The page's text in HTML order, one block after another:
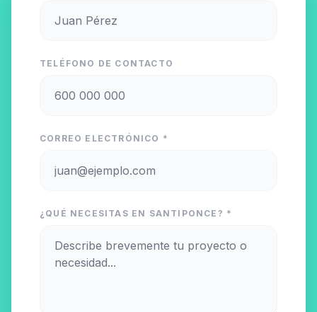
TELÉFONO DE CONTACTO
CORREO ELECTRÓNICO *
¿QUÉ NECESITAS EN SANTIPONCE? *